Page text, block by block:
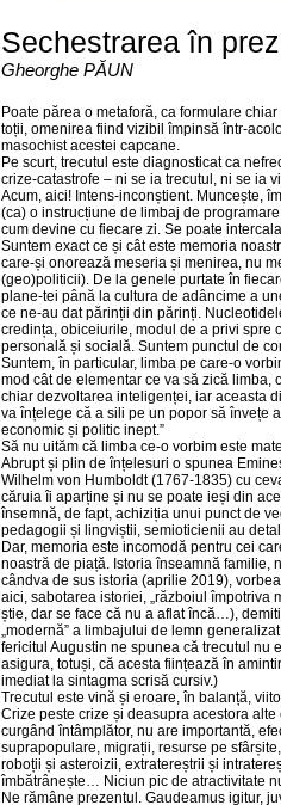
Sechestrarea în
Gheorghe PĂUN
Poate părea o metaforă, ca formulare
toții, omenirea fiind vizibil împinsă într-
masochist acestei capcane.
Pe scurt, trecutul este diagnosticat ca
crize-catastrofe – ni se ia trecutul, ni se ia
Acum, aici! Intens-inconștient. Muncește,
(ca) o instrucțiune de limbaj de
cum devine cu fiecare zi. Se poate
Suntem exact ce și cât este memoria
care-și onorează meseria și menirea, nu
(geo)politicii). De la genele purtate în
plane-tei până la cultura de adâncime a
ce ne-au dat părinții din părinți.
credința, obiceiurile, modul de a privi spre
personală și socială. Suntem punctul de
Suntem, în particular, limba pe care-o
mod cât de elementar ce va să zică
chiar dezvoltarea inteligenței, iar aceasta
va înțelege că a sili pe un popor să învețe
economic și politic inept.”
Să nu uităm că limba ce-o vorbim este
Abrupt și plin de înțelesuri o spunea
Wilhelm von Humboldt (1767-1835) cu
căruia îi aparține și nu se poate ieși din
însemnă, de fapt, achiziția unui punct de
pedagogii și lingviștii, semioticienii au
Dar, memoria este incomodă pentru cei
noastră de piață. Istoria înseamnă familie,
cândva de sus istoria (aprilie 2019),
aici, sabotarea istoriei, „războiul împotriva
știe, dar se face că nu a aflat încă…),
„modernă” a limbajului de lemn
fericitul Augustin ne spunea că trecutul nu
asigura, totuși, că acesta ființează în
imediat la sintagma scrisă cursiv.)
Trecutul este vină și eroare, în balanță,
Crize peste crize și deasupra acestora
curgând întâmplător, nu are importantă,
suprapopulare, migrații, resurse pe
roboții și asteroizii, extratereștrii și
îmbătrânește… Niciun pic de atractivitate
Ne rămâne prezentul. Gaudeamus igitur,